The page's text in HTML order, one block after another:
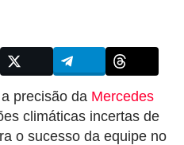
precisão da Mercedes
climáticas incertas de
o sucesso da equipe no